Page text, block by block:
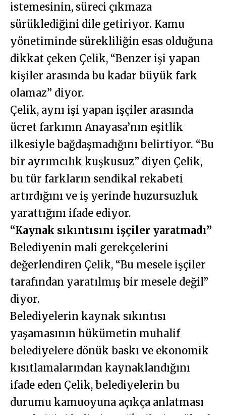
istemesinin, süreci çıkmaza
sürüklediğini dile getiriyor. Kamu
yönetiminde sürekliliğin esas olduğuna
dikkat çeken Çelik, “Benzer işi yapan
kişiler arasında bu kadar büyük fark
olamaz” diyor.
Çelik, aynı işi yapan işçiler arasında
ücret farkının Anayasa’nın eşitlik
ilkesiyle bağdaşmadığını belirtiyor. “Bu
bir ayrımcılık kuşkusuz” diyen Çelik,
bu tür farkların sendikal rekabeti
artırdığını ve iş yerinde huzursuzluk
yarattığını ifade ediyor.
“Kaynak sıkıntısını işçiler yaratmadı”
Belediyenin mali gerekçelerini
değerlendiren Çelik, “Bu mesele işçiler
tarafından yaratılmış bir mesele değil”
diyor.
Belediyelerin kaynak sıkıntısı
yaşamasının hükümetin muhalif
belediyelere dönük baskı ve ekonomik
kısıtlamalarından kaynaklandığını
ifade eden Çelik, belediyelerin bu
durumu kamuoyuna açıkça anlatması